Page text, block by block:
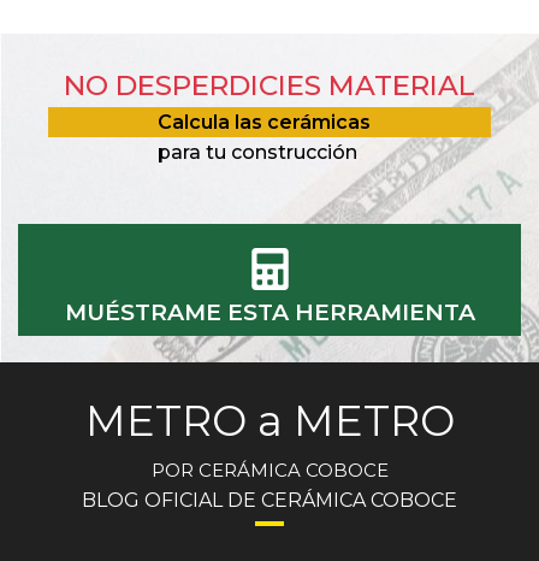
NO DESPERDICIES MATERIAL
Calcula las cerámicas
para tu construcción
MUÉSTRAME ESTA HERRAMIENTA
METRO a METRO
POR CERÁMICA COBOCE
BLOG OFICIAL DE CERÁMICA COBOCE